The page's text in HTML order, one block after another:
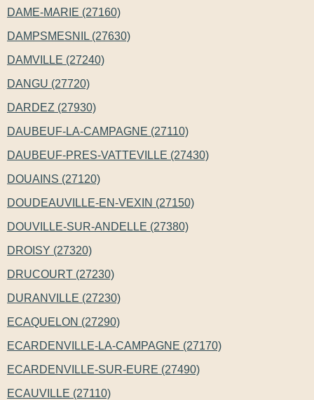
DAME-MARIE (27160)
DAMPSMESNIL (27630)
DAMVILLE (27240)
DANGU (27720)
DARDEZ (27930)
DAUBEUF-LA-CAMPAGNE (27110)
DAUBEUF-PRES-VATTEVILLE (27430)
DOUAINS (27120)
DOUDEAUVILLE-EN-VEXIN (27150)
DOUVILLE-SUR-ANDELLE (27380)
DROISY (27320)
DRUCOURT (27230)
DURANVILLE (27230)
ECAQUELON (27290)
ECARDENVILLE-LA-CAMPAGNE (27170)
ECARDENVILLE-SUR-EURE (27490)
ECAUVILLE (27110)